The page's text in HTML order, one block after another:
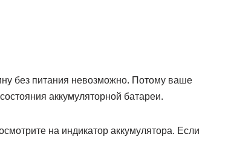
без питания невозможно. Потому ваше
аккумуляторной батареи.
на индикатор аккумулятора. Если